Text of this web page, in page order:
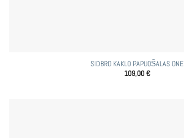
SIDBRO KAKLO PAPUOŠALAS ONE
109,00€